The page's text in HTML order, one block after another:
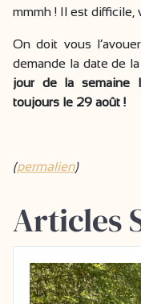
mmmh ! Il est difficile,
On doit vous
demande la date de
jour de la semaine
toujours le 29 août !
(permalien)
Articles